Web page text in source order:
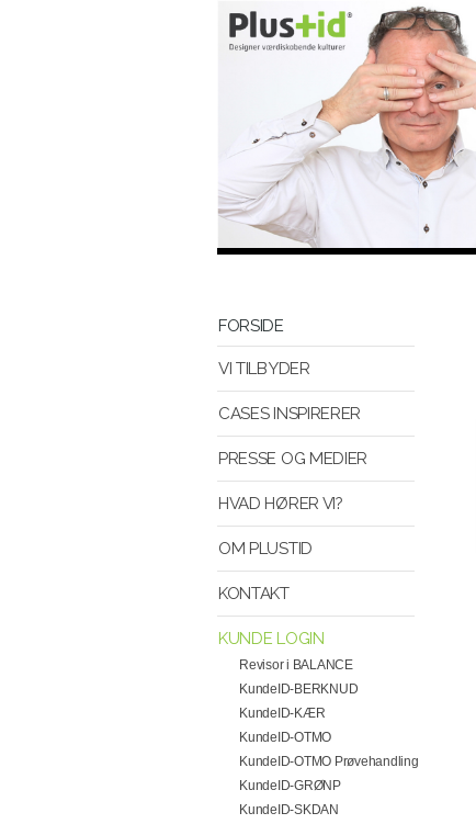
FORSIDE
VI TILBYDER
CASES INSPIRERER
PRESSE OG MEDIER
HVAD HØRER VI?
OM PLUSTID
KONTAKT
KUNDE LOGIN
Revisor i BALANCE
KundeID-BERKNUD
KundeID-KÆR
KundeID-OTMO
KundeID-OTMO Prøvehandling
KundeID-GRØNP
KundeID-SKDAN